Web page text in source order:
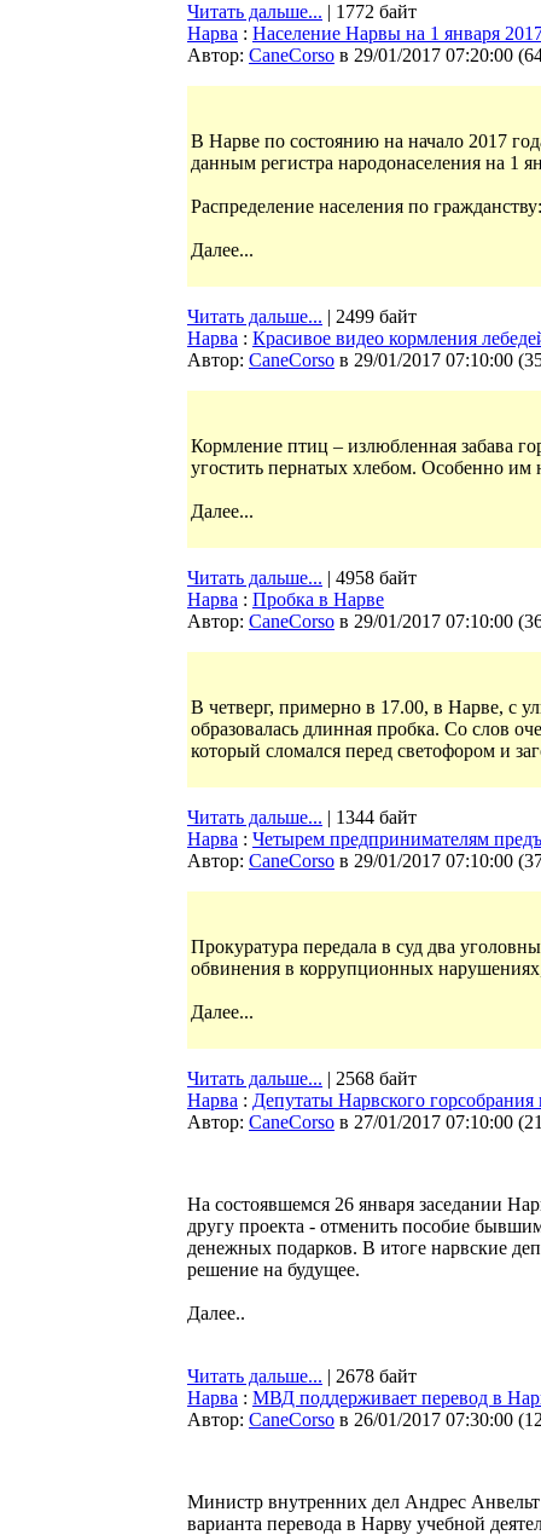
Читать дальше... | 1772 байт
Нарва : Население Нарвы на 1 января
Автор: CaneCorso в 29/01/2017 07:20:00 (
В Нарве по состоянию на начало 2017
данным регистра народонаселения на 1
Распределение населения по гражданству:
Далее...
Читать дальше... | 2499 байт
Нарва : Красивое видео кормления
Автор: CaneCorso в 29/01/2017 07:10:00 (
Кормление птиц – излюбленная забава
угостить пернатых хлебом. Особенно им
Далее...
Читать дальше... | 4958 байт
Нарва : Пробка в Нарве
Автор: CaneCorso в 29/01/2017 07:10:00 (
В четверг, примерно в 17.00, в Нарве, с
образовалась длинная пробка. Со слов
который сломался перед светофором и
Читать дальше... | 1344 байт
Нарва : Четырем предпринимателям
Автор: CaneCorso в 29/01/2017 07:10:00 (
Прокуратура передала в суд два
обвинения в коррупционных
Далее...
Читать дальше... | 2568 байт
Нарва : Депутаты Нарвского
Автор: CaneCorso в 27/01/2017 07:10:00 (
На состоявшемся 26 января заседании
другу проекта - отменить пособие
денежных подарков. В итоге нарвские
решение на будущее.
Далее..
Читать дальше... | 2678 байт
Нарва : МВД поддерживает перевод в
Автор: CaneCorso в 26/01/2017 07:30:00 (
Министр внутренних дел Андрес Анвельт
варианта перевода в Нарву учебной